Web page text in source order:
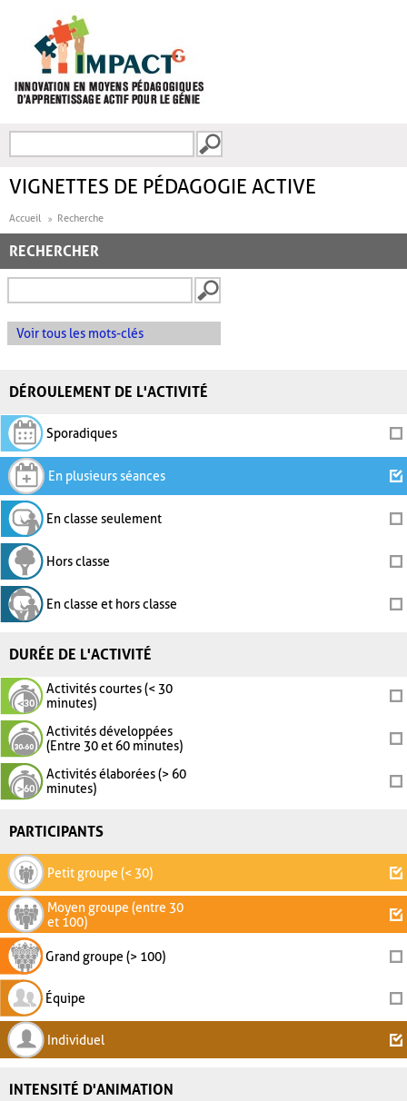
FORMULAIRE DE
VIGNETTES DE PÉDAGOGIE ACTIVE
Accueil Recherche
RECHERCHER
Voir tous les mots-clés
DÉROULEMENT DE L'ACTIVITÉ
Sporadiques
En plusieurs séances
En classe seulement
Hors classe
En classe et hors classe
DURÉE DE L'ACTIVITÉ
Activités courtes (< 30
minutes)
Activités développées
(Entre 30 et 60 minutes)
Activités élaborées (> 60
minutes)
PARTICIPANTS
Petit groupe (< 30)
Moyen groupe (entre 30
et 100)
Grand groupe (> 100)
Équipe
Individuel
INTENSITÉ D'ANIMATION